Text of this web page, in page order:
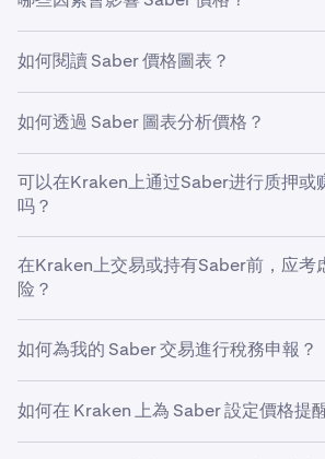
$4,404。
展、用戶採用率和宏觀經濟事件。
如何閱讀 Saber 價格圖表？
訊，包括其近期價格走勢和交易量。纵
的货币中的价值，例如美元，而横轴显
分钟到数年。Saber价格图表常使用蜡
动。每個蠟燭圖代表 SBR 在特定時間
專業交易員在進行技術分析時，通常會
如何透過 Saber 圖表分析價格？
力位。許多交易者還會使用不同的技術
SBR 交易模式，以試圖預測未來價格變
是，沒有任何方法能夠 100% 準確預測
價格圖表時使用不同工具可以幫助你制
可以在Kraken上通过Saber进行质押或
吗？
取獎勵。點按此處訪問我們的質押頁面
地區是否支援質押或選擇加入獎勵計劃。
在Kraken上交易或持有Saber前，应考
险？
Kraken 這樣的交易平台前，需考慮相
格（包括Saber）波动可能剧烈。尽管
视安全，我们仍建议客户将加密资产存
非托管钱包中，如Kraken Wallet。
如何為我的 Saber 交易進行稅務申報？
專業稅務顧問的指導，以確保申報準確
如何在 Kraken 上為 Saber 設定價格提